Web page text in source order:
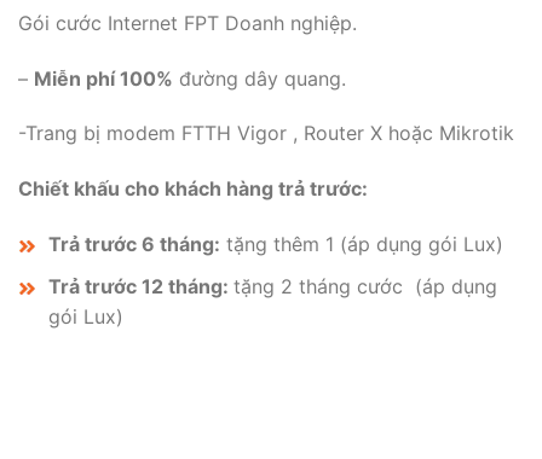
Gói cước Internet FPT Doanh nghiệp.
– Miễn phí 100% đường dây quang.
-Trang bị modem FTTH Vigor , Router X hoặc Mikrotik
Chiết khấu cho khách hàng trả trước:
Trả trước 6 tháng: tặng thêm 1 (áp dụng gói Lux)
Trả trước 12 tháng: tặng 2 tháng cước (áp dụng
gói Lux)